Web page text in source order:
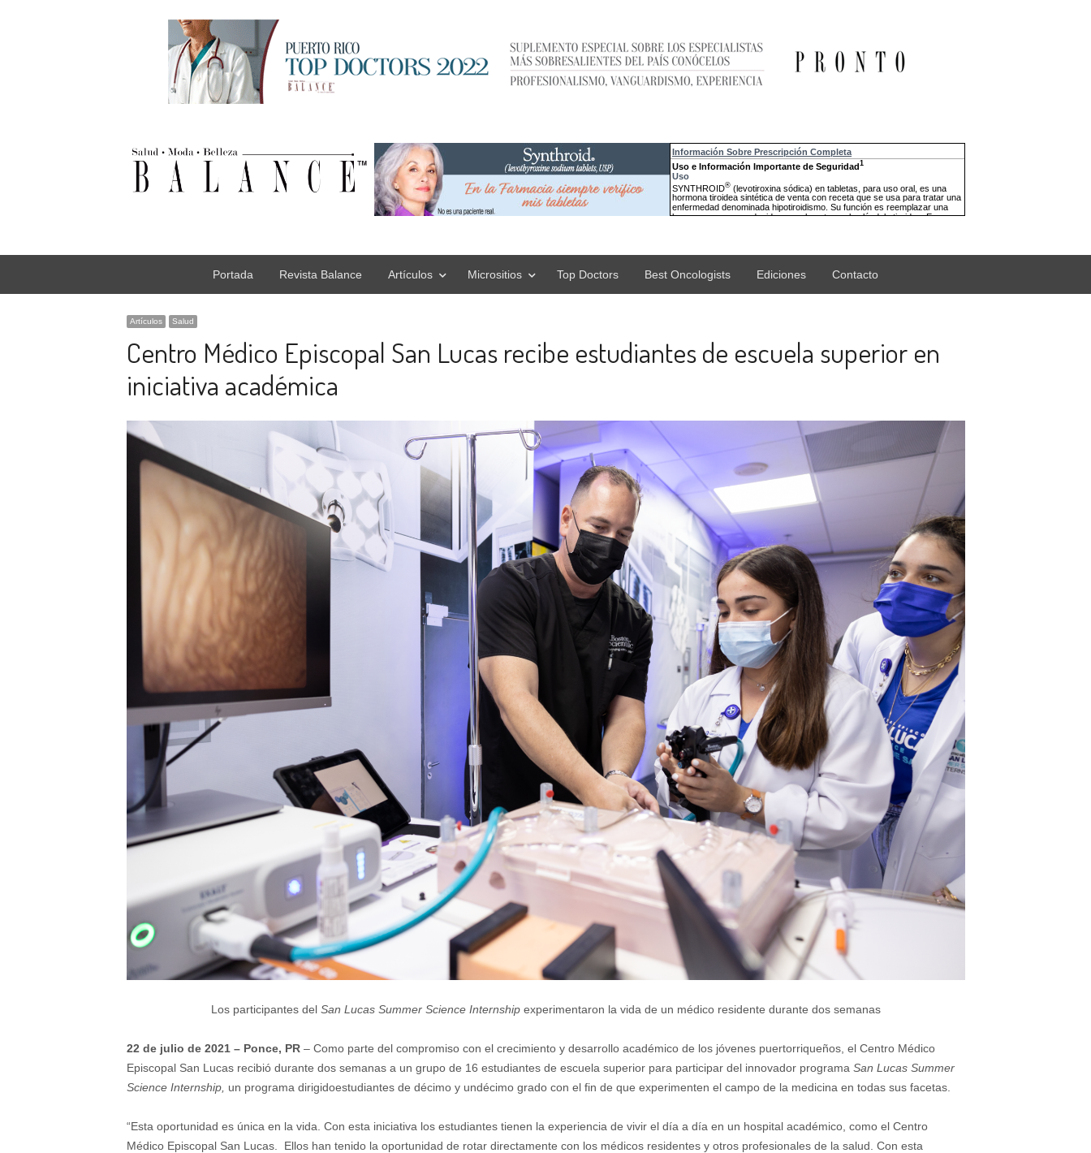
Portada Revista Balance Artículos Micrositios Top Doctors Best Oncologists Ediciones Contacto
Artículos Salud
Centro Médico Episcopal San Lucas recibe estudiantes de escuela superior en
iniciativa académica
Los participantes del San Lucas Summer Science Internshipexperimentaron la vida de un médico residente durante dos semanas
22 de julio de 2021 – Ponce, PR– Como parte del compromiso con el crecimiento y desarrollo académico de los jóvenes puertorriqueños, el Centro Médico
Episcopal San Lucas recibió durante dos semanas a un grupo de 16 estudiantes de escuela superior para participar del innovador programa San Lucas Summer
Science Internship, un programa dirigidoestudiantes de décimo y undécimo grado con el fin de que experimenten el campo de la medicina en todas sus facetas.
“Esta oportunidad es única en la vida. Con esta iniciativa los estudiantes tienen la experiencia de vivir el día a día en un hospital académico, como el Centro
Médico Episcopal San Lucas. Ellos han tenido la oportunidad de rotar directamente con los médicos residentes y otros profesionales de la salud. Con esta